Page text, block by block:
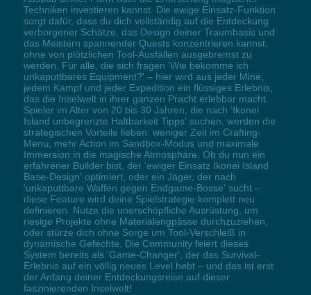
Techniken investieren kannst. Die ewige Einsatz-Funktion
sorgt dafür, dass du dich vollständig auf die Entdeckung
verborgener Schätze, das Design deiner Traumbasis und
das Meistern spannender Quests konzentrieren kannst,
ohne von plötzlichen Tool-Ausfällen ausgebremst zu
werden. Für alle, die sich fragen 'Wie bekomme ich
unkaputtbares Equipment?' – hier wird aus jeder Mine,
jedem Kampf und jeder Expedition ein flüssiges Erlebnis,
das die Inselwelt in ihrer ganzen Pracht erlebbar macht.
Spieler im Alter von 20 bis 30 Jahren, die nach 'Ikonei
Island unbegrenzte Haltbarkeit Tipps' suchen, werden die
strategischen Vorteile lieben: weniger Zeit im Crafting-
Menu, mehr Action im Sandbox-Modus und maximale
Immersion in die magische Atmosphäre. Ob du nun ein
erfahrener Builder bist, der 'ewiger Einsatz Ikonei Island
Base-Design' optimiert, oder ein Jäger, der nach
'unkaputtbare Waffen gegen Endgame-Bosse' sucht –
diese Feature wird deine Spielstrategie komplett neu
definieren. Nutze die unerschöpfliche Ausrüstung, um
riesige Projekte ohne Materialengpässe durchzuziehen,
oder stürze dich ohne Sorge um Tool-Verschleiß in
dynamische Gefechte. Die Community feiert dieses
System bereits als 'Game-Changer', der das Survival-
Erlebnis auf ein völlig neues Level hebt – und das ist erst
der Anfang deiner Entdeckungsreise auf dieser
faszinierenden Inselwelt!